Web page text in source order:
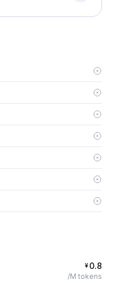
¥ 0.8
/M tokens